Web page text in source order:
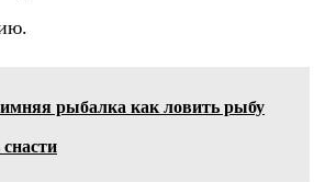
рыбалка как ловить рыбу